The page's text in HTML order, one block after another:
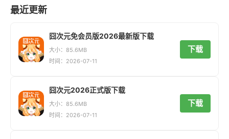
最近更新
囧次元免会员版2026最新版下载
大小：85.6MB
时间：2026-07-11
下载
囧次元2026正式版下载
大小：85.6MB
时间：2026-07-11
下载